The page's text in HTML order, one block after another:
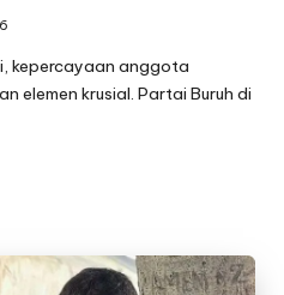
kepercayaan anggota
elemen krusial. Partai Buruh di